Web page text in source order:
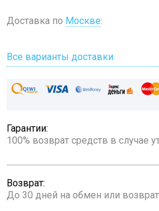
Доставка по Москве:
Все варианты доставки
Гарантии:
100% возврат средств в случае
Возврат:
До 30 дней на обмен или